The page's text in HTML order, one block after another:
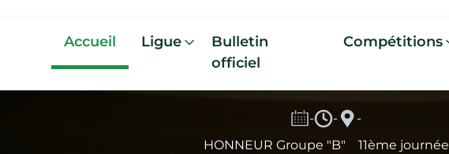
Accueil Ligue
Bulletin
officiel
Compétitions
- -
-
HONNEUR Groupe "B"
11ème journée